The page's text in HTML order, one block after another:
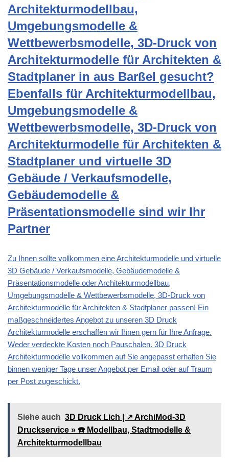
Architekturmodellbau,
Umgebungsmodelle &
Wettbewerbsmodelle, 3D-Druck von
Architekturmodelle für Architekten &
Stadtplaner in aus Barßel gesucht?
Ebenfalls für Architekturmodellbau,
Umgebungsmodelle &
Wettbewerbsmodelle, 3D-Druck von
Architekturmodelle für Architekten &
Stadtplaner und virtuelle 3D
Gebäude / Verkaufsmodelle,
Gebäudemodelle &
Präsentationsmodelle sind wir Ihr
Partner
Zu Ihnen sollte vollkommen eine Architekturmodelle und virtuelle
3D Gebäude / Verkaufsmodelle, Gebäudemodelle &
Präsentationsmodelle oder Architekturmodellbau,
Umgebungsmodelle & Wettbewerbsmodelle, 3D-Druck von
Architekturmodelle für Architekten & Stadtplaner passen! Ein
maßgeschneidertes Angebot zu unseren 3D Druck
Architekturmodelle erschaffen wir Ihnen gern für Ihre Anfrage.
Weder verdeckte Kosten noch Pauschalen. 3D Druck
Architekturmodelle vollkommen auf Sie angepasst erhalten Sie
binnen weniger Tage unser Angebot per Email oder auf Traum
per Post zugeschickt.
Siehe auch 3D Druck Lich | ↗️ ArchiMod-3D
Druckservice » ☎️ Modellbau, Stadtmodelle &
Architekturmodellbau